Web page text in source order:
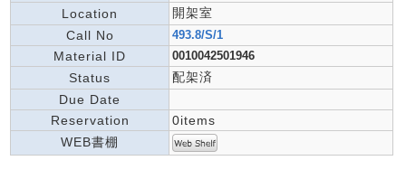
Location
開架室
Call No
493.8/S/1
Material ID 0010042501946
Status
配架済
Due Date
Reservation
0items
WEB書棚